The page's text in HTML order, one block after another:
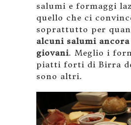
salumi e formaggi
quello che ci
soprattutto per
alcuni salumi
giovani. Meglio i
piatti forti di Birra
sono altri.